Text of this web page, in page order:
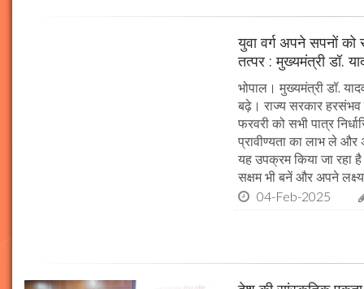
युवा वर्ग अपने सपनों
तत्पर : मुख्यमंत्री डॉ.
भोपाल। मुख्यमंत्री डॉ.
बढ़े। राज्य सरकार
फरवरी को सभी पात्र
प्रावीण्यता का लाभ ले और
यह उपक्रम किया जा रहा
सक्षम भी बनें और अपने
04-Feb-2025